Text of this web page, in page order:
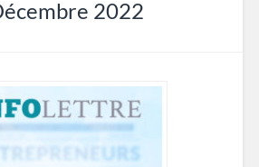
2022